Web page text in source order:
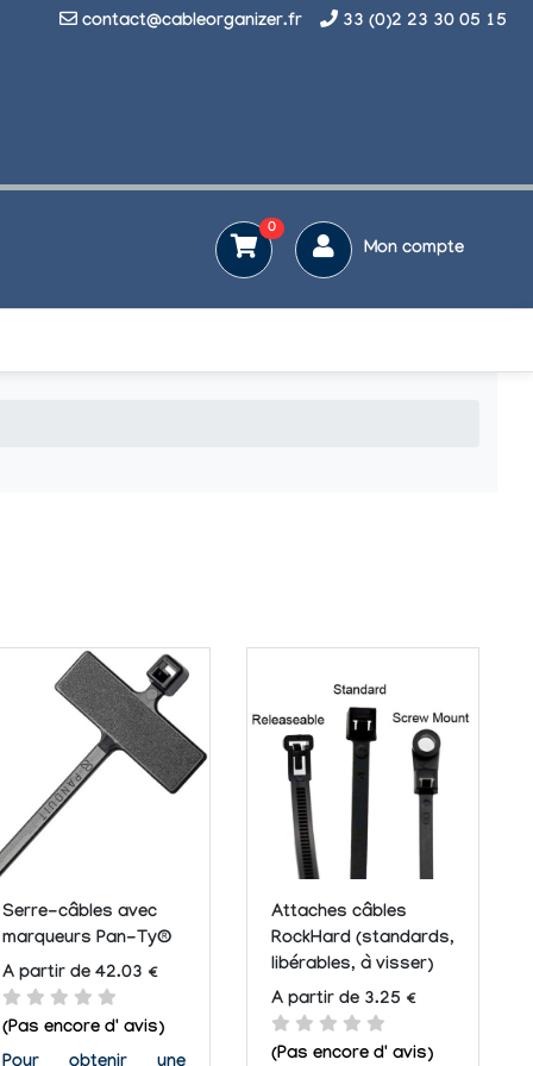
contact@cableorganizer.fr 33 (0)2 23 30 05 15
0
Mon compte
Serre-câbles avec
marqueurs Pan-Ty®
A partir de 42.03 €
(Pas encore d' avis)
Attaches câbles
RockHard (standards,
libérables, à visser)
A partir de 3.25 €
(Pas encore d' avis)